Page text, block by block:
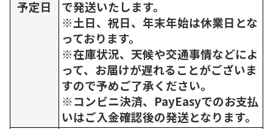
予定日
で発送いたします。
※土日、祝日、年末年始は休業日とな
っております。
※在庫状況、天候や交通事情などによ
って、お届けが遅れることがございま
すので予めご了承ください。
※コンビニ決済、PayEasyでのお支払
いはご入金確認後の発送となります。